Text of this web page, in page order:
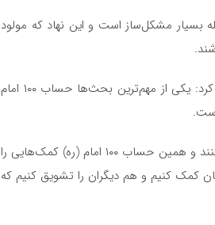
بسیار مشکل‌ساز است و این نهاد که مولود
مسئول دفتر نمایندگی ولی‌فقیه در بنیاد مسکن انقلاب اسلامی لرستان عنوان کرد: یکی از مهم‌ترین بحث‌ها حساب ۱۰۰ امام
سهرابی بیان کرد: امروز برخی با شرایط بسیار سختی زندگی خود را سپری می‌کنند و همین حساب ۱۰۰ امام (ره) کمک‌هایی را
کمک کنیم و هم دیگران را تشویق کنیم که